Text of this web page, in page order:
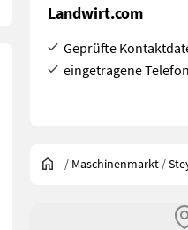
Landwirt.com
Geprüfte
eingetragene
/ Maschinenmarkt /